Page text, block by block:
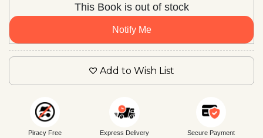
This Book is out of stock
Notify Me
Add to Wish List
Piracy Free Express Delivery Secure Payment